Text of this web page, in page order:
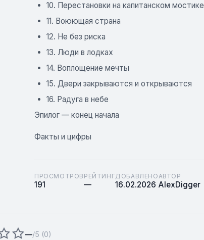
10. Перестановки на капитанском мостике
11. Воюющая страна
12. Не без риска
13. Люди в лодках
14. Воплощение мечты
15. Двери закрываются и открываются
16. Радуга в небе
Эпилог — конец начала
Факты и цифры
ПРОСМОТРОВ
191
РЕЙТИНГ
—
ДОБАВЛЕНО
16.02.2026
АВТОР
AlexDigger
—/5 (0)